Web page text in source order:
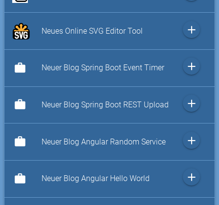
Neues Online SVG Editor Tool add
work Neuer Blog Spring Boot Event Timer add
work Neuer Blog Spring Boot REST Upload add
work Neuer Blog Angular Random Service add
work Neuer Blog Angular Hello World add